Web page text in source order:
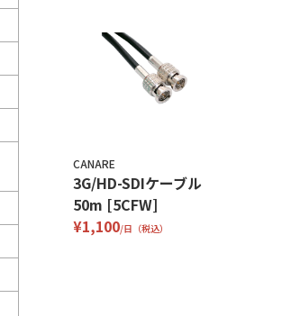
CANARE
3G/HD-SDIケーブル
50m [5CFW]
¥1,100/日（税込）